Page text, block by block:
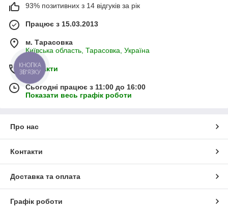
93% позитивних з 14 відгуків за рік
Працює з 15.03.2013
м. Тарасовка
Київська область, Тарасовка, Україна
Контакти
Сьогодні працює з 11:00 до 16:00
Показати весь графік роботи
Про нас
Контакти
Доставка та оплата
Графік роботи
КНОПКА
ЗВ'ЯЗКУ